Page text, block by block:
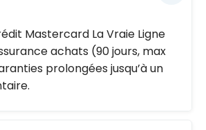
Mastercard La Vraie Ligne
achats (90 jours, max
prolongées jusqu’à un